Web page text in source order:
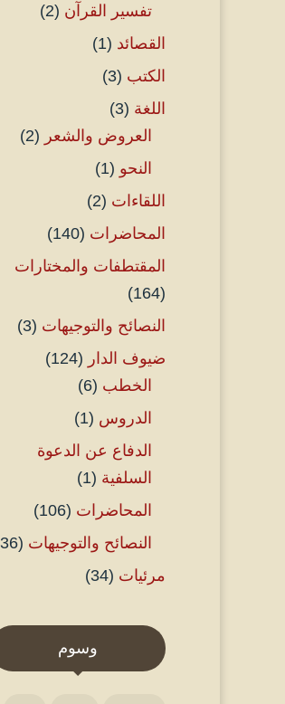
تفسير القرآن (2)
القصائد (1)
الكتب (3)
اللغة (3)
العروض والشعر (2)
النحو (1)
اللقاءات (2)
المحاضرات (140)
المقتطفات والمختارات
(164)
النصائح والتوجيهات (3)
ضيوف الدار (124)
الخطب (6)
الدروس (1)
الدفاع عن الدعوة
السلفية (1)
المحاضرات (106)
النصائح والتوجيهات (36)
مرئيات (34)
وسوم